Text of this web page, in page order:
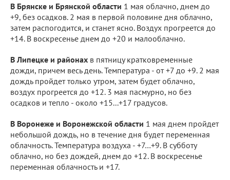
В Брянске и Брянской области 1 мая облачно, днем до
+9, без осадков. 2 мая в первой половине дня облачно,
затем распогодится, и станет ясно. Воздух прогреется до
+14. В воскресенье днем до +20 и малооблачно.
В Липецке и районах в пятницу кратковременные
дожди, причем весь день. Температура - от +7 до +9. 2 мая
дождь пройдет только утром, затем будет облачно,
воздух прогреется до +12. 3 мая пасмурно, но без
осадков и тепло - около +15...+17 градусов.
В Воронеже и Воронежской области 1 мая днем пройдет
небольшой дождь, но в течение дня будет переменная
облачность. Температура воздуха - +7…+9. В субботу
облачно, но без дождей, днем до +12. В воскресенье
переменная облачность и +17.